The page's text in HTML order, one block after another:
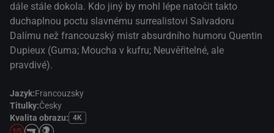
dále stále dokola. Kdo jiný by mohl lépe natočit takto
duchaplnou poctu slavnému surrealistovi Salvadoru
Dalímu než francouzský mistr absurdního humoru Quentin
Dupieux (Guma; Moucha v kufru; Neuvěřitelné, ale
pravdivé).
Jazyk:Francouzsky
Titulky:Česky
Kvalita obrazu: 4K